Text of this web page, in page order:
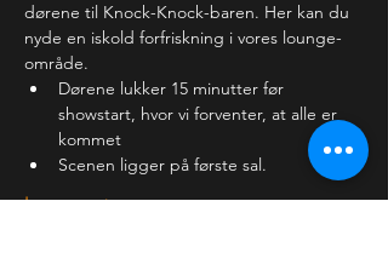
dørene til Knock-Knock-baren. Her kan du
nyde en iskold forfriskning i vores lounge-
område.
Dørene lukker 15 minutter før
showstart, hvor vi forventer, at alle er
kommet
Scenen ligger på første sal.
Læs mere >